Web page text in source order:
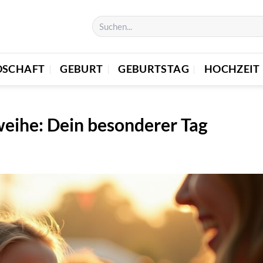
GEBURT GEBURTSTAG HOCHZEIT
Dein besonderer Tag